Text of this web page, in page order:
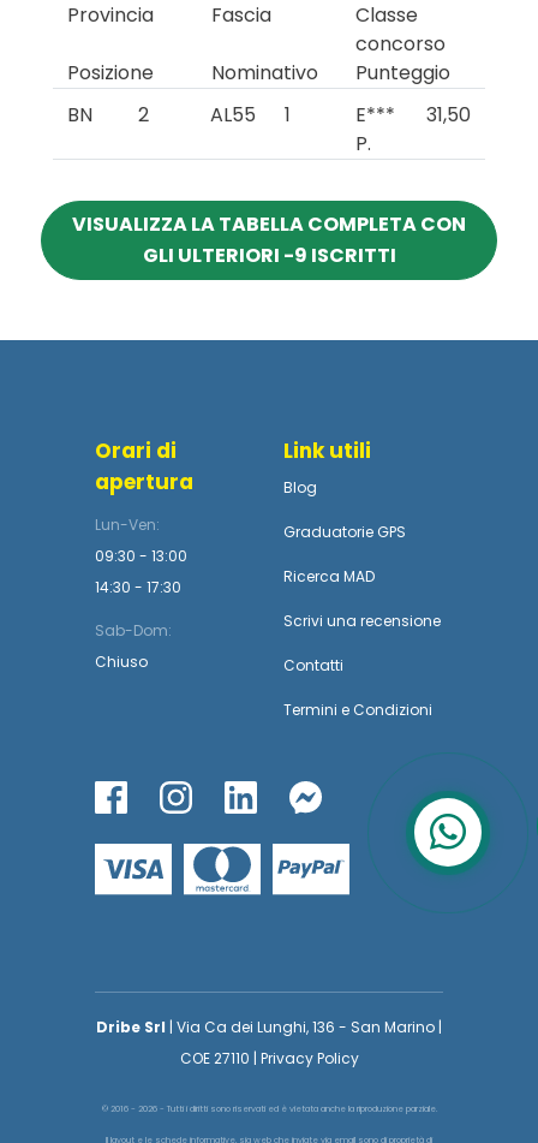
Provincia
Fascia
Classe
concorso
Posizione
Nominativo
Punteggio
BN
2 AL55 1
E***
P.
31,50
VISUALIZZA LA TABELLA COMPLETA CON
GLI ULTERIORI -9 ISCRITTI
Orari di
apertura
Lun-Ven:
09:30 - 13:00
14:30 - 17:30
Sab-Dom:
Chiuso
Link utili
Blog
Graduatorie GPS
Ricerca MAD
Scrivi una recensione
Contatti
Termini e Condizioni
Dribe Srl | Via Ca dei Lunghi, 136 - San Marino |
COE 27110 | Privacy Policy
© 2016 - 2026 - Tutti i diritti sono riservati ed è vietata anche la riproduzione parziale.
Il layout e le schede informative, sia web che inviate via email sono di proprietà di